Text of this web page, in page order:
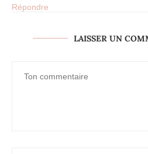
Répondre
LAISSER UN